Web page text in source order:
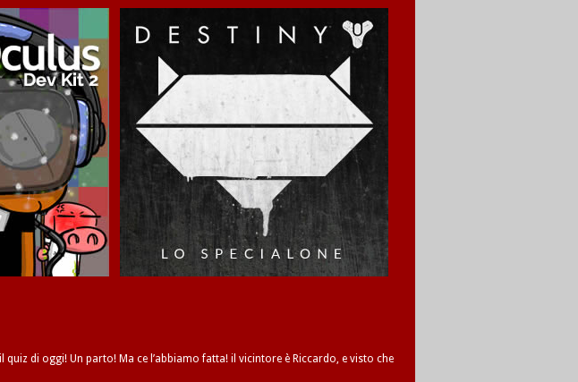
di oggi! Un parto! Ma ce l’abbiamo fatta! il vicintore è Riccardo, e visto che